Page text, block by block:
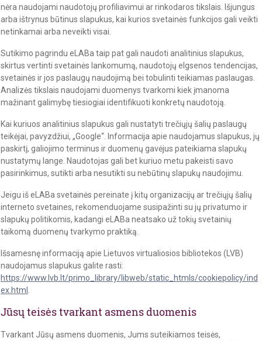
nėra naudojami naudotojų profiliavimui ar rinkodaros tikslais. Išjungus
arba ištrynus būtinus slapukus, kai kurios svetainės funkcijos gali veikti
netinkamai arba neveikti visai.
Sutikimo pagrindu eLABa taip pat gali naudoti analitinius slapukus,
skirtus vertinti svetainės lankomumą, naudotojų elgsenos tendencijas,
svetainės ir jos paslaugų naudojimą bei tobulinti teikiamas paslaugas.
Analizės tikslais naudojami duomenys tvarkomi kiek įmanoma
mažinant galimybę tiesiogiai identifikuoti konkretų naudotoją.
Kai kuriuos analitinius slapukus gali nustatyti trečiųjų šalių paslaugų
teikėjai, pavyzdžiui, „Google“. Informacija apie naudojamus slapukus, jų
paskirtį, galiojimo terminus ir duomenų gavėjus pateikiama slapukų
nustatymų lange. Naudotojas gali bet kuriuo metu pakeisti savo
pasirinkimus, sutikti arba nesutikti su nebūtinų slapukų naudojimu.
Jeigu iš eLABa svetainės pereinate į kitų organizacijų ar trečiųjų šalių
interneto svetaines, rekomenduojame susipažinti su jų privatumo ir
slapukų politikomis, kadangi eLABa neatsako už tokių svetainių
taikomą duomenų tvarkymo praktiką.
Išsamesnę informaciją apie Lietuvos virtualiosios bibliotekos (LVB)
naudojamus slapukus galite rasti:
https://www.lvb.lt/primo_library/libweb/static_htmls/cookiepolicy/ind
ex.html
Jūsų teisės tvarkant asmens duomenis
Tvarkant Jūsų asmens duomenis, Jums suteikiamos teisės,